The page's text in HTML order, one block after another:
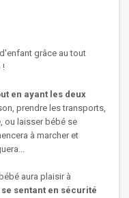
grâce au tout
!
en ayant les deux
prendre les transports,
ou laisser bébé se
à marcher et
aura plaisir à
se sentant en sécurité